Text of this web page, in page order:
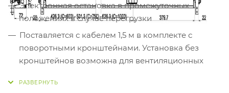
Электронная остановка в промежуточных
положениях в случае перегрузки
Поставляется с кабелем 1,5 м в комплекте с
поворотными кронштейнами. Установка без
кронштейнов возможна для вентиляционных
1500 мм